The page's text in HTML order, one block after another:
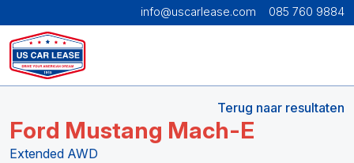
info@uscarlease.com 085 760 9884
Terug naar resultaten
Ford Mustang Mach-E
Extended AWD